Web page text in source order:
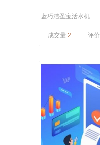
蓝巧洁圣宝活水机
成交量 2 评价